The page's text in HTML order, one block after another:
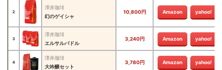
2
澤井珈琲
幻のゲイシャ
10,800円 Amazon yahoo!
3
澤井珈琲
エルサルバドル
3,240円 Amazon yahoo!
4
澤井珈琲
大吟醸セット
3,780円 Amazon yahoo!